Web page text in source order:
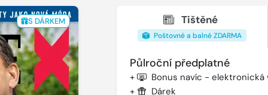
S DÁRKEM Tištěné
Poštovné a balné ZDARMA
Půlroční předplatné
+ Bonus navíc - elektronická
+ Dárek